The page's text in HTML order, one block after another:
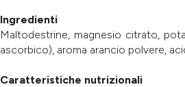
Ingredienti
Maltodestrine, magnesio citrato,
ascorbico), aroma arancio polvere,
Caratteristiche nutrizionali